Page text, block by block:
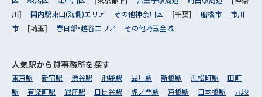
川] 関内駅東口(海側)エリア その他神奈川区 [千葉] 船橋市
市川
市
[埼玉] 春日部･越谷エリア その他埼玉全域
人気駅から貸事務所を探す
東京駅 新宿駅 渋谷駅 池袋駅 品川駅 新橋駅 浜松町駅
田町
駅
有楽町駅 銀座駅 日比谷駅 虎ノ門駅 京橋駅 日本橋駅
九段